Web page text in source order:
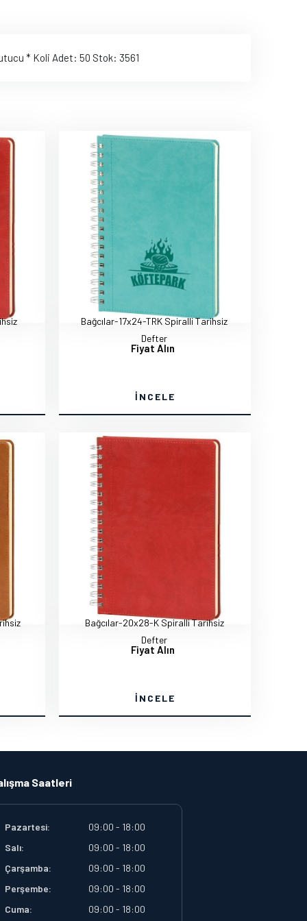
* Koli Adet: 50 Stok: 3561
Bağcılar-17x24-TRK Spiralli Tarihsiz
Defter
Fiyat Alın
İNCELE
Bağcılar-20x28-K Spiralli Tarihsiz
Defter
Fiyat Alın
İNCELE
Saatleri
Pazartesi:
09:00 - 18:00
Salı:
09:00 - 18:00
Çarşamba:
09:00 - 18:00
Perşembe:
09:00 - 18:00
Cuma:
09:00 - 18:00